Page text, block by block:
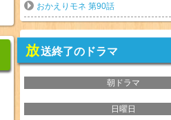
おかえりモネ 第90話
放送終了のドラマ
朝ドラマ
日曜日